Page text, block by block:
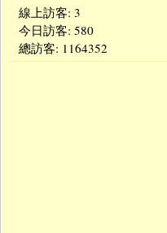
線上訪客: 3
今日訪客: 580
總訪客: 1164352